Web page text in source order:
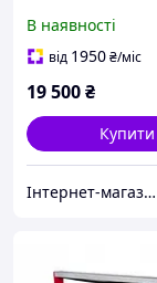
підлоговий
В наявності
від 1950₴/міс
19 500₴
Купити
Інтернет-магазин ELEKTROMAG